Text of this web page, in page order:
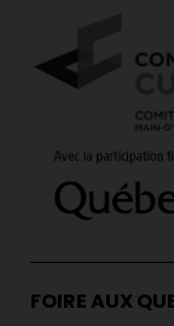
FOIRE AUX